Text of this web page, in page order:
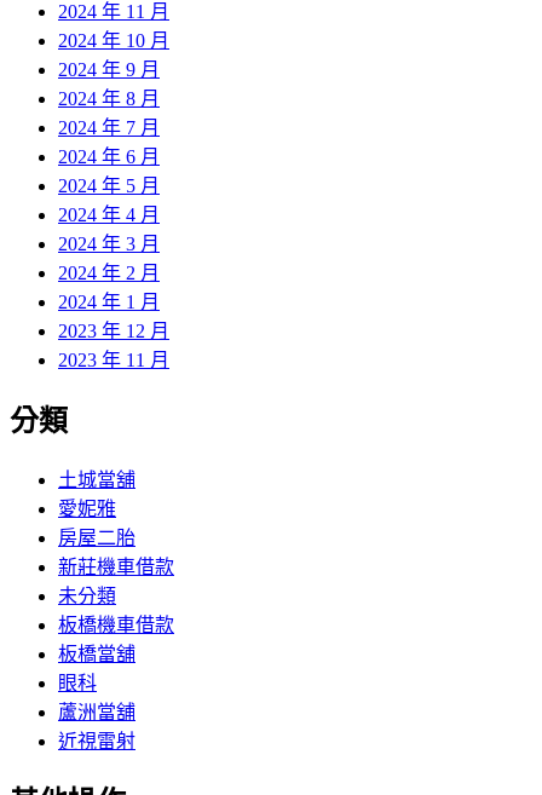
2024 年 11 月
2024 年 10 月
2024 年 9 月
2024 年 8 月
2024 年 7 月
2024 年 6 月
2024 年 5 月
2024 年 4 月
2024 年 3 月
2024 年 2 月
2024 年 1 月
2023 年 12 月
2023 年 11 月
分類
土城當舖
愛妮雅
房屋二胎
新莊機車借款
未分類
板橋機車借款
板橋當舖
眼科
蘆洲當舖
近視雷射